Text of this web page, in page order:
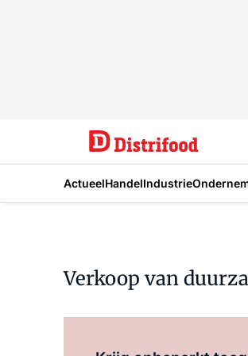
ActueelHandelIndustrie
Verkoop van